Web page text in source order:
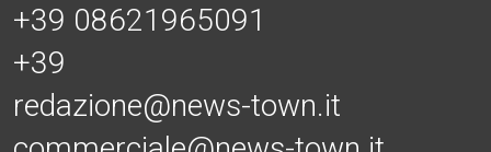
+39 08621965091
+39
redazione@news-town.it